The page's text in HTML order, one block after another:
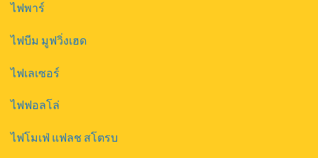
ไฟพาร์
ไฟบีม มูฟวิ่งเฮด
ไฟเลเซอร์
ไฟฟอลโล่
ไฟโมเฟ่ แฟลช สโตรบ